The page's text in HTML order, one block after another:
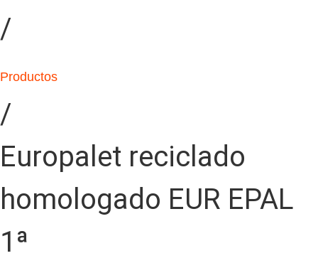
/
Productos
/
Europalet reciclado
homologado EUR EPAL
1ª